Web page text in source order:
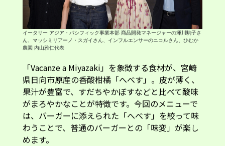
イータリー アジア・パシフィック事業本部 商品開発マネージャーの渾川駒子さ
ん、マッシミリアーノ・スガイさん、インフルエンサーのニコルさん、ひむか
農園 内山雅仁代表
「Vacanze a Miyazaki」を象徴する食材が、宮崎
県日向市原産の香酸柑橘「へべす」。皮が薄く、
果汁が豊富で、すだちやかぼすなどと比べて酸味
がまろやかなことが特徴です。今回のメニューで
は、バーガーに添えられた「へべす」を絞って味
わうことで、普通のバーガーとの「味変」が楽し
めます。